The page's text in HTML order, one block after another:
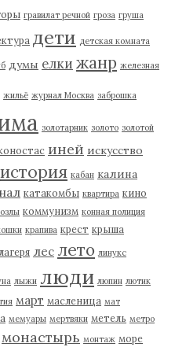
гравилат речной гроза груша
дети детская комната
думы елки жанр железная
жильё журнал Москва заброшка
золотарник золото золотой
иней искусство
история кабан калина
катакомбы квартира кино
коммунизм конная полиция
крапива крест крыша
лагеря лес лето линукс
лыжи люди люпин лютик
март масленица мат
мемуары мертвяки метель метро
монастырь монтаж море